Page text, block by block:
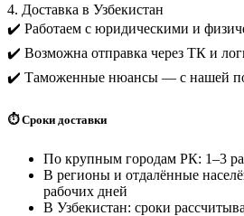
4. Доставка в Узбекистан
✔️ Работаем с юридическими и
✔️ Возможна отправка через ТК и
✔️ Таможенные нюансы — с нашей
⏱️ Сроки доставки
По крупным городам РК: 1–3
В регионы и отдалённые
рабочих дней
В Узбекистан: сроки